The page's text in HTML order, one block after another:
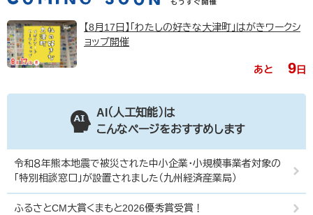
【8月17日】「わたしの好きな大津町」はがきワークシ
ョップ開催
あと 9日
AI（人工知能）は
こんなページをおすすめします
令和８年熊本地震で被災された中小企業・小規模事業者対象の
「特別相談窓口」が設置されました（九州経済産業局）
ふるさとCM大賞くまもと2026優秀賞受賞！